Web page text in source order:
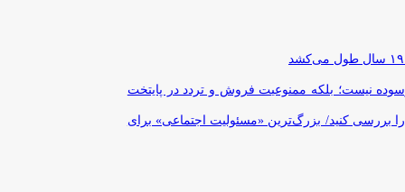
نیست؛ بلکه ممنوعیت فروش و تردد در پایتخت
بررسی کنید/ بزرگ‌ترین «مسئولیت اجتماعی» برای